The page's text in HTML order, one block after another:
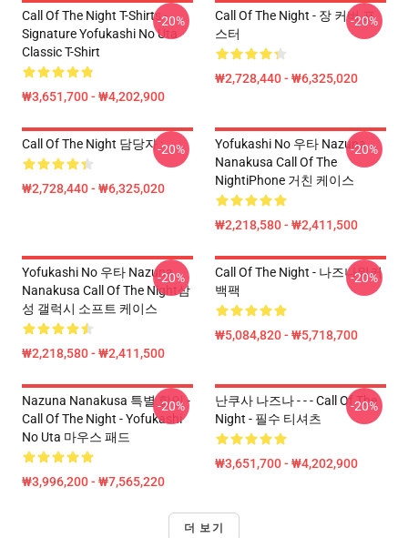
Call Of The Night T-Shirts -
Signature Yofukashi No Uta
Classic T-Shirt
₩3,651,700 - ₩4,202,900
-20%
Call Of The Night - 장 커버 포
스터
₩2,728,440 - ₩6,325,020
-20%
Call Of The Night 담당자 :
₩2,728,440 - ₩6,325,020
-20%
Yofukashi No 우타 Nazuna
Nanakusa Call Of The
NightiPhone 거친 케이스
₩2,218,580 - ₩2,411,500
-20%
Yofukashi No 우타 Nazuna
Nanakusa Call Of The Night삼
성 갤럭시 소프트 케이스
₩2,218,580 - ₩2,411,500
-20%
Call Of The Night - 나즈나워커
백팩
₩5,084,820 - ₩5,718,700
-20%
Nazuna Nanakusa 특별 할인 -
Call Of The Night - Yofukashi
No Uta 마우스 패드
₩3,996,200 - ₩7,565,220
-20%
난쿠사 나즈나 - - - Call Of The
Night - 필수 티셔츠
₩3,651,700 - ₩4,202,900
-20%
더 보기